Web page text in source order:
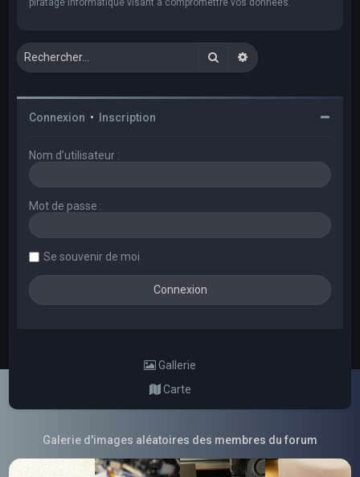
RechercherRecherche avancée
Connexion • Inscription
Nom d’utilisateur :
Mot de passe :
Se souvenir de moi
Gallerie
Carte
Galerie d'images aléatoires des membres du forum